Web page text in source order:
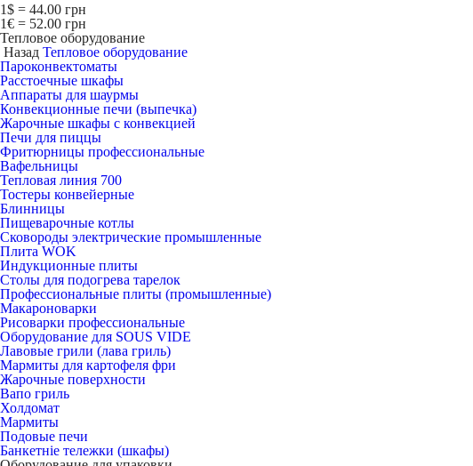
1$ = 44.00 грн
1€ = 52.00 грн
Тепловое оборудование
Назад Тепловое оборудование
Пароконвектоматы
Расcтоечные шкафы
Аппараты для шаурмы
Конвекционные печи (выпечка)
Жарочные шкафы с конвекцией
Печи для пиццы
Фритюрницы профессиональные
Вафельницы
Тепловая линия 700
Тостеры конвейерные
Блинницы
Пищеварочные котлы
Сковороды электрические промышленные
Плита WOK
Индукционные плиты
Столы для подогрева тарелок
Профессиональные плиты (промышленные)
Макароноварки
Рисоварки профессиональные
Оборудование для SOUS VIDE
Лавовые грили (лава гриль)
Мармиты для картофеля фри
Жарочные поверхности
Вапо гриль
Холдомат
Мармиты
Подовые печи
Банкетніе тележки (шкафы)